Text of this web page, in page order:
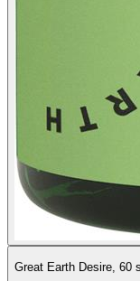
Great Earth Desire, 60